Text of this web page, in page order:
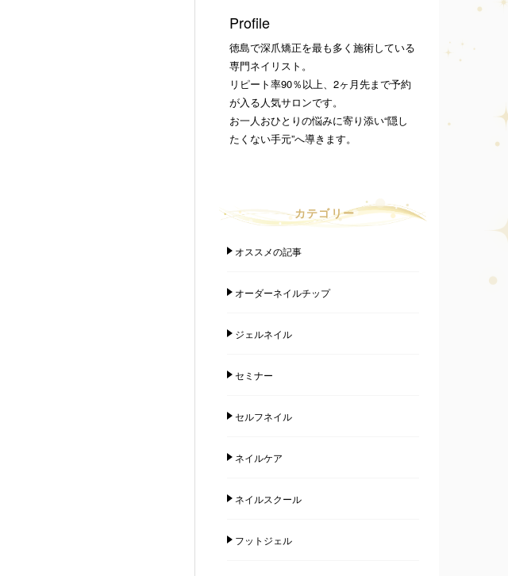
Profile
徳島で深爪矯正を最も多く施術している
専門ネイリスト。
リピート率90％以上、2ヶ月先まで予約
が入る人気サロンです。
お一人おひとりの悩みに寄り添い“隠し
たくない手元”へ導きます。
カテゴリー
オススメの記事
オーダーネイルチップ
ジェルネイル
セミナー
セルフネイル
ネイルケア
ネイルスクール
フットジェル